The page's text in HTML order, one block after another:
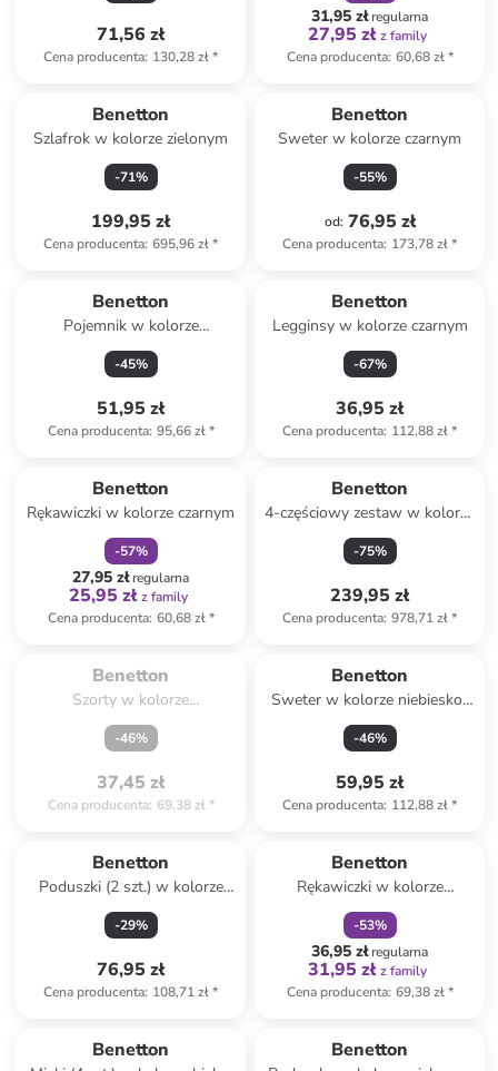
71,56 zł
Cena producenta: 130,28 zł*
31,95 złregularna
27,95 zł z family
Cena producenta: 60,68 zł*
Benetton
Szlafrok w kolorze zielonym
-71%
199,95 zł
Cena producenta: 695,96 zł*
Benetton
Sweter w kolorze czarnym
-55%
od: 76,95 zł
Cena producenta: 173,78 zł*
Benetton
Pojemnik w kolorze
czerwonym - 840 ml
-45%
51,95 zł
Cena producenta: 95,66 zł*
Benetton
Legginsy w kolorze czarnym
-67%
36,95 zł
Cena producenta: 112,88 zł*
Benetton
Rękawiczki w kolorze czarnym
-57%
27,95 złregularna
25,95 zł z family
Cena producenta: 60,68 zł*
Benetton
4-częściowy zestaw w kolorze
białym
-75%
239,95 zł
Cena producenta: 978,71 zł*
Wyprzedane
Benetton
Szorty w kolorze
jasnoróżowo-
pomarańczowym
-46%
37,45 zł
Cena producenta: 69,38 zł*
Benetton
Sweter w kolorze niebiesko-
szarym
-46%
59,95 zł
Cena producenta: 112,88 zł*
Benetton
Poduszki (2 szt.) w kolorze
beżowym
-29%
76,95 zł
Cena producenta: 108,71 zł*
Benetton
Rękawiczki w kolorze
fioletowym
-53%
36,95 złregularna
31,95 zł z family
Cena producenta: 69,38 zł*
Benetton Benetton